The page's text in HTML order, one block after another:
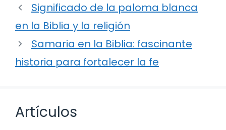
Significado de la paloma blanca
en la Biblia y la religión
Samaria en la Biblia: fascinante
historia para fortalecer la fe
Artículos